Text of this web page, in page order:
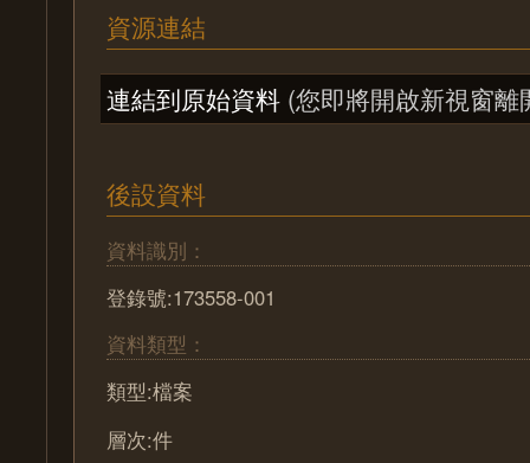
資源連結
連結到原始資料 (您即將開啟新視窗離
後設資料
資料識別：
登錄號:173558-001
資料類型：
類型:檔案
層次:件